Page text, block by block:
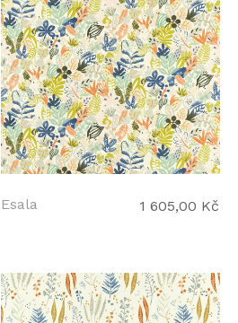
Esala 1 605,00 Kč